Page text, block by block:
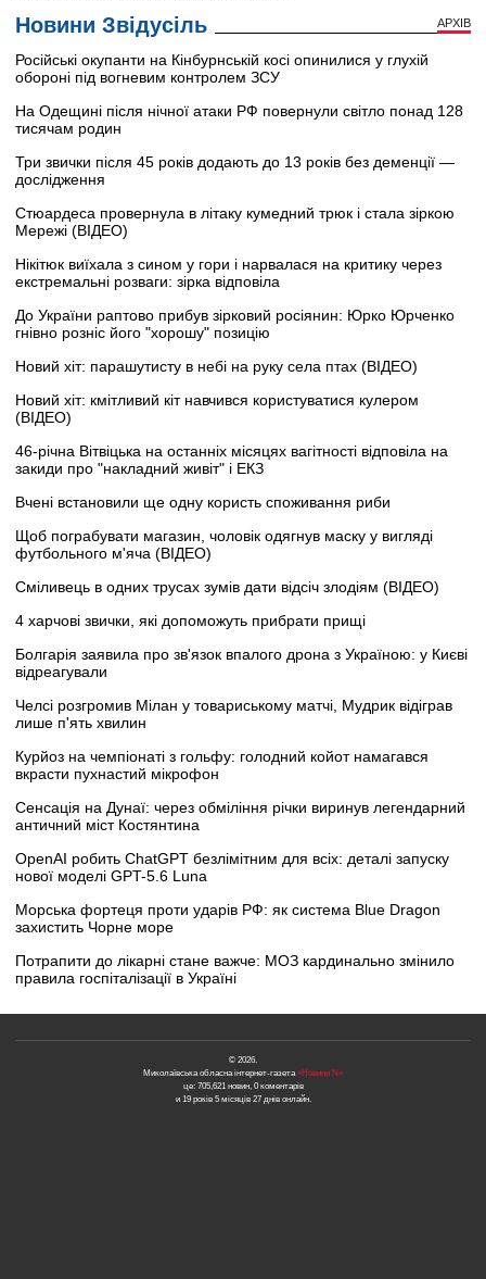
Новини Звідусіль АРХІВ
Російські окупанти на Кінбурнській косі опинилися у глухій
обороні під вогневим контролем ЗСУ
На Одещині після нічної атаки РФ повернули світло понад 128
тисячам родин
Три звички після 45 років додають до 13 років без деменції —
дослідження
Стюардеса провернула в літаку кумедний трюк і стала зіркою
Мережі (ВІДЕО)
Нікітюк виїхала з сином у гори і нарвалася на критику через
екстремальні розваги: зірка відповіла
До України раптово прибув зірковий росіянин: Юрко Юрченко
гнівно розніс його "хорошу" позицію
Новий хіт: парашутисту в небі на руку села птах (ВІДЕО)
Новий хіт: кмітливий кіт навчився користуватися кулером
(ВІДЕО)
46-річна Вітвіцька на останніх місяцях вагітності відповіла на
закиди про "накладний живіт" і ЕКЗ
Вчені встановили ще одну користь споживання риби
Щоб пограбувати магазин, чоловік одягнув маску у вигляді
футбольного м'яча (ВІДЕО)
Сміливець в одних трусах зумів дати відсіч злодіям (ВІДЕО)
4 харчові звички, які допоможуть прибрати прищі
Болгарія заявила про зв'язок впалого дрона з Україною: у Києві
відреагували
Челсі розгромив Мілан у товариському матчі, Мудрик відіграв
лише п'ять хвилин
Курйоз на чемпіонаті з гольфу: голодний койот намагався
вкрасти пухнастий мікрофон
Сенсація на Дунаї: через обміління річки виринув легендарний
античний міст Костянтина
OpenAI робить ChatGPT безлімітним для всіх: деталі запуску
нової моделі GPT-5.6 Luna
Морська фортеця проти ударів РФ: як система Blue Dragon
захистить Чорне море
Потрапити до лікарні стане важче: МОЗ кардинально змінило
правила госпіталізації в Україні
© 2026.
Миколаївська обласна інтернет-газета«Новини N»
це: 705,621 новин, 0 коментарів
и 19 років 5 місяців 27 днів онлайн.